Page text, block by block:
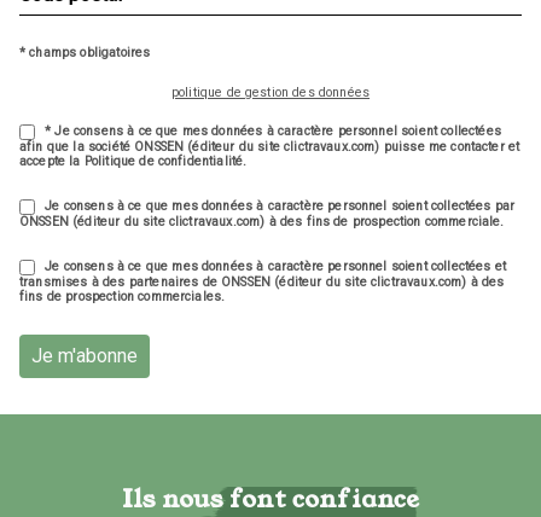
* champs obligatoires
politique de gestion des données
* Je consens à ce que mes données à caractère personnel soient collectées
afin que la société ONSSEN (éditeur du site clictravaux.com) puisse me contacter et
accepte la Politique de confidentialité.
Je consens à ce que mes données à caractère personnel soient collectées par
ONSSEN (éditeur du site clictravaux.com) à des fins de prospection commerciale.
Je consens à ce que mes données à caractère personnel soient collectées et
transmises à des partenaires de ONSSEN (éditeur du site clictravaux.com) à des
fins de prospection commerciales.
Je m'abonne
Ils nous font confiance